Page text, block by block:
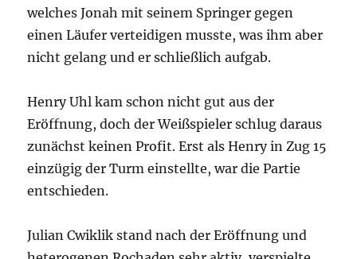
welches Jonah mit seinem Springer gegen
einen Läufer verteidigen musste, was ihm aber
nicht gelang und er schließlich aufgab.
Henry Uhl kam schon nicht gut aus der
Eröffnung, doch der Weißspieler schlug daraus
zunächst keinen Profit. Erst als Henry in Zug 15
einzügig der Turm einstellte, war die Partie
entschieden.
Julian Cwiklik stand nach der Eröffnung und